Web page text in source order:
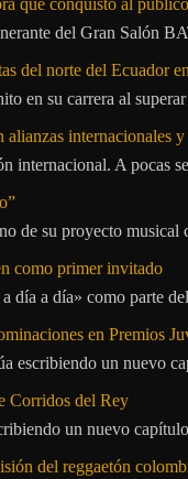
que conquistó al
del Gran Salón
del norte del Ecuador
en su carrera al
internacionales
internacional. A pocas
de su proyecto musical
como primer invitado
día a día» como parte
en Premios
escribiendo un nuevo
Corridos del Rey
un nuevo
del reggaetón